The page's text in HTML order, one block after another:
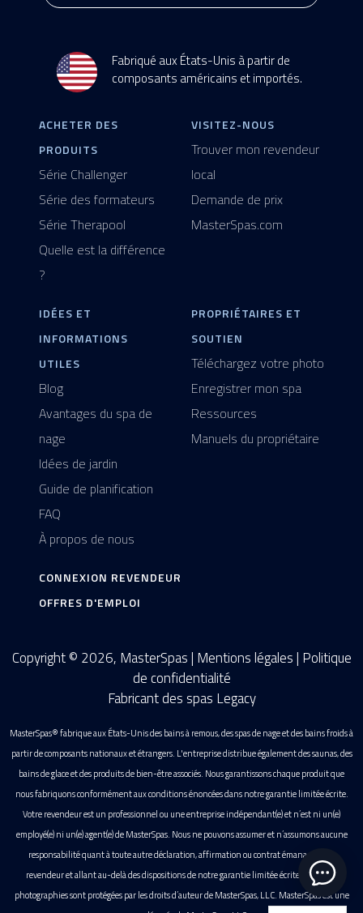
Fabriqué aux États-Unis à partir de
composants américains et importés.
ACHETER DES
PRODUITS
Série Challenger
Série des formateurs
Série Therapool
Quelle est la différence
?
VISITEZ-NOUS
Trouver mon revendeur
local
Demande de prix
MasterSpas.com
IDÉES ET
INFORMATIONS
UTILES
Blog
Avantages du spa de
nage
Idées de jardin
Guide de planification
FAQ
À propos de nous
PROPRIÉTAIRES ET
SOUTIEN
Téléchargez votre photo
Enregistrer mon spa
Ressources
Manuels du propriétaire
CONNEXION REVENDEUR
OFFRES D'EMPLOI
Copyright © 2026, MasterSpas | Mentions légales| Politique
de confidentialité
Fabricant des spas Legacy
MasterSpas® fabrique aux États-Unis des bains à remous, des spas de nage et des bains froids à
partir de composants nationaux et étrangers. L'entreprise distribue également des saunas, des
bains de glace et des produits de bien-être associés. Nous garantissons chaque produit que
nous fabriquons conformément aux conditions énoncées dans notre garantie limitée écrite.
Votre revendeur est un professionnel ou une entreprise indépendant(e) et n’est ni un(e)
employé(e) ni un(e) agent(e) de MasterSpas. Nous ne pouvons assumer et n’assumons aucune
responsabilité quant à toute autre déclaration, affirmation ou contrat émanant d’un
revendeur et allant au-delà des dispositions de notre garantie limitée écrite. Toutes les
photographies sont protégées par les droits d’auteur de MasterSpas, LLC. MasterSpas est une